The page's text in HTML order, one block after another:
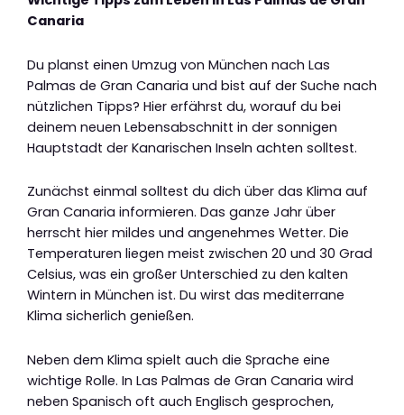
Canaria
Du planst einen Umzug von München nach Las
Palmas de Gran Canaria und bist auf der Suche nach
nützlichen Tipps? Hier erfährst du, worauf du bei
deinem neuen Lebensabschnitt in der sonnigen
Hauptstadt der Kanarischen Inseln achten solltest.
Zunächst einmal solltest du dich über das Klima auf
Gran Canaria informieren. Das ganze Jahr über
herrscht hier mildes und angenehmes Wetter. Die
Temperaturen liegen meist zwischen 20 und 30 Grad
Celsius, was ein großer Unterschied zu den kalten
Wintern in München ist. Du wirst das mediterrane
Klima sicherlich genießen.
Neben dem Klima spielt auch die Sprache eine
wichtige Rolle. In Las Palmas de Gran Canaria wird
neben Spanisch oft auch Englisch gesprochen,